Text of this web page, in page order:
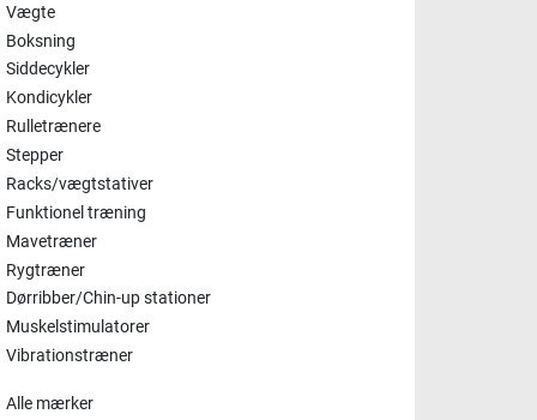
Vægte
Boksning
Siddecykler
Kondicykler
Rulletrænere
Stepper
Racks/vægtstativer
Funktionel træning
Mavetræner
Rygtræner
Dørribber/Chin-up stationer
Muskelstimulatorer
Vibrationstræner
Alle mærker